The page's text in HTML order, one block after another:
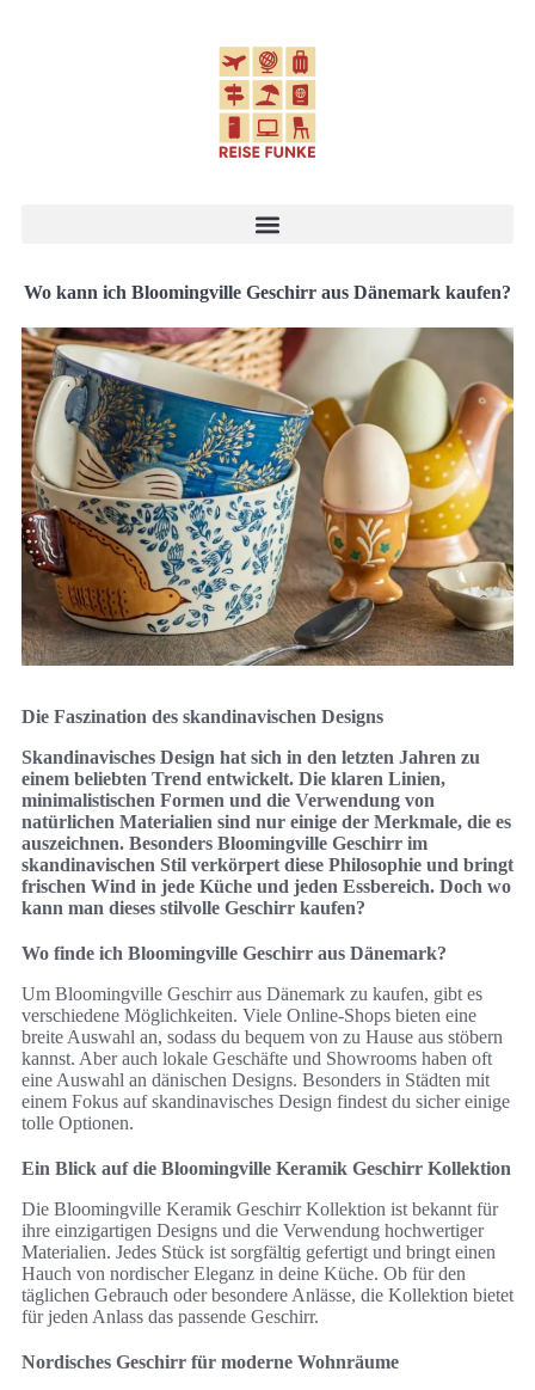
Wo kann ich Bloomingville Geschirr aus Dänemark kaufen?
Die Faszination des skandinavischen Designs
Skandinavisches Design hat sich in den letzten Jahren zu
einem beliebten Trend entwickelt. Die klaren Linien,
minimalistischen Formen und die Verwendung von
natürlichen Materialien sind nur einige der Merkmale, die es
auszeichnen. Besonders Bloomingville Geschirr im
skandinavischen Stil verkörpert diese Philosophie und bringt
frischen Wind in jede Küche und jeden Essbereich. Doch wo
kann man dieses stilvolle Geschirr kaufen?
Wo finde ich Bloomingville Geschirr aus Dänemark?
Um Bloomingville Geschirr aus Dänemark zu kaufen, gibt es
verschiedene Möglichkeiten. Viele Online-Shops bieten eine
breite Auswahl an, sodass du bequem von zu Hause aus stöbern
kannst. Aber auch lokale Geschäfte und Showrooms haben oft
eine Auswahl an dänischen Designs. Besonders in Städten mit
einem Fokus auf skandinavisches Design findest du sicher einige
tolle Optionen.
Ein Blick auf die Bloomingville Keramik Geschirr Kollektion
Die Bloomingville Keramik Geschirr Kollektion ist bekannt für
ihre einzigartigen Designs und die Verwendung hochwertiger
Materialien. Jedes Stück ist sorgfältig gefertigt und bringt einen
Hauch von nordischer Eleganz in deine Küche. Ob für den
täglichen Gebrauch oder besondere Anlässe, die Kollektion bietet
für jeden Anlass das passende Geschirr.
Nordisches Geschirr für moderne Wohnräume